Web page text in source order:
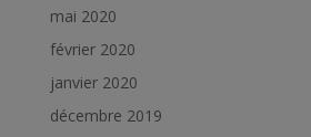
mai 2020
février 2020
janvier 2020
décembre 2019